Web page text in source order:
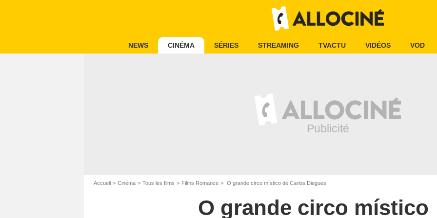
NEWS CINÉMA SÉRIES STREAMING TVACTU VIDÉOS VOD
Accueil Cinéma Tous les films Films Romance O grande circo místico de Carlos Diegues
O grande circo místico